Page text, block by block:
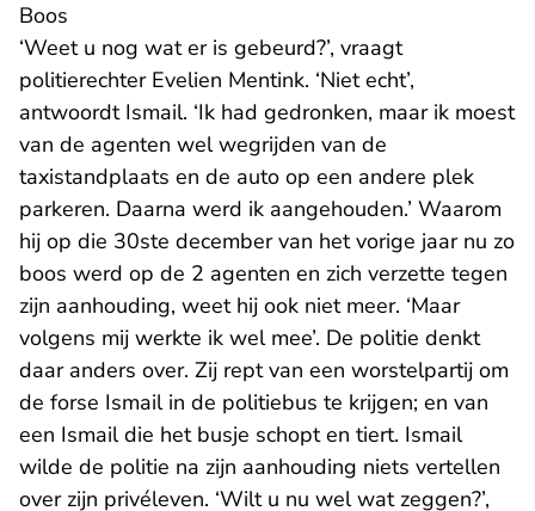
Boos
‘Weet u nog wat er is gebeurd?’, vraagt
politierechter Evelien Mentink. ‘Niet echt’,
antwoordt Ismail. ‘Ik had gedronken, maar ik moest
van de agenten wel wegrijden van de
taxistandplaats en de auto op een andere plek
parkeren. Daarna werd ik aangehouden.’ Waarom
hij op die 30ste december van het vorige jaar nu zo
boos werd op de 2 agenten en zich verzette tegen
zijn aanhouding, weet hij ook niet meer. ‘Maar
volgens mij werkte ik wel mee’. De politie denkt
daar anders over. Zij rept van een worstelpartij om
de forse Ismail in de politiebus te krijgen; en van
een Ismail die het busje schopt en tiert. Ismail
wilde de politie na zijn aanhouding niets vertellen
over zijn privéleven. ‘Wilt u nu wel wat zeggen?’,